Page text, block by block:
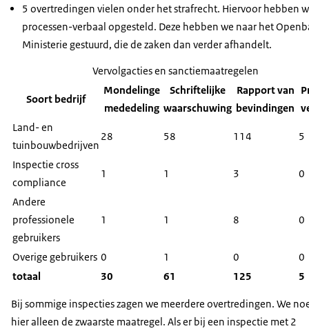
5 overtredingen vielen onder het strafrecht. Hiervoor hebben
processen-verbaal opgesteld. Deze hebben we naar het
Ministerie gestuurd, die de zaken dan verder afhandelt.
Vervolgacties en sanctiemaatregelen
Soort bedrijf
Mondelinge
mededeling
Schriftelijke
waarschuwing
Rapport van
bevindingen
Land- en
tuinbouwbedrijven
28 58 114 5
Inspectie cross
compliance
1 1 3 0
Andere
professionele
gebruikers
1 1 8 0
Overige gebruikers 0 1 0
0
totaal
30 61 125 5
Bij sommige inspecties zagen we meerdere overtredingen. We
hier alleen de zwaarste maatregel. Als er bij een inspectie met 2